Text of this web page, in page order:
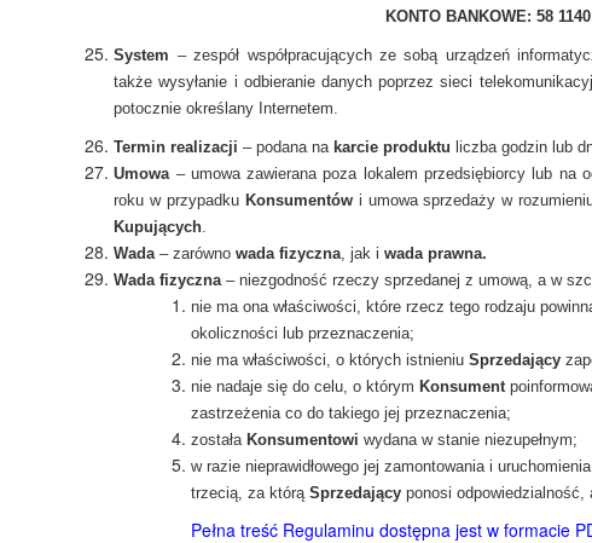
KONTO BANKOWE: 58
System – zespół współpracujących ze sobą urządzeń
także wysyłanie i odbieranie danych poprzez sieci
potocznie określany Internetem.
Termin realizacji – podana na karcie produktu liczba godzin lub
Umowa – umowa zawierana poza lokalem przedsiębiorcy lub na
roku w przypadku Konsumentówi umowa sprzedaży w
Kupujących.
Wada– zarównowada fizyczna, jak iwada prawna.
Wada fizyczna– niezgodność rzeczy sprzedanej z umową, a w
nie ma ona właściwości, które rzecz tego rodzaju
okoliczności lub przeznaczenia;
nie ma właściwości, o których istnieniuSprzedający
nie nadaje się do celu, o którym Konsument
zastrzeżenia co do takiego jej przeznaczenia;
została Konsumentowi wydana w stanie niezupełnym;
w razie nieprawidłowego jej zamontowania i
trzecią, za którąSprzedający ponosi odpowiedzialność,
Pełna treść Regulaminu dostępna jest w formacie